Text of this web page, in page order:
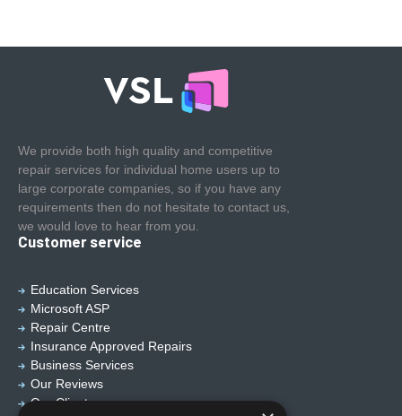
We provide both high quality and competitive
repair services for individual home users up to
large corporate companies, so if you have any
requirements then do not hesitate to contact us,
we would love to hear from you.
Customer service
Education Services
Microsoft ASP
Repair Centre
Insurance Approved Repairs
Business Services
Our Reviews
Our Clients